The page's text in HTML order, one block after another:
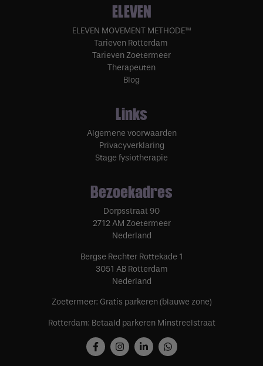
ELEVEN
ELEVEN MOVEMENT METHODE™
Tarieven Rotterdam
Tarieven Zoetermeer
Therapeuten
Blog
Links
Algemene voorwaarden
Privacyverklaring
Stage fysiotherapie
Bezoekadres
Dorpsstraat 90
2712 AM Zoetermeer
Nederland
Bergse Rechter Rottekade 1
3051 AB Rotterdam
Nederland
Zoetermeer: Gratis parkeren (blauwe zone)
Rotterdam: Betaald parkeren Minstreelstraat